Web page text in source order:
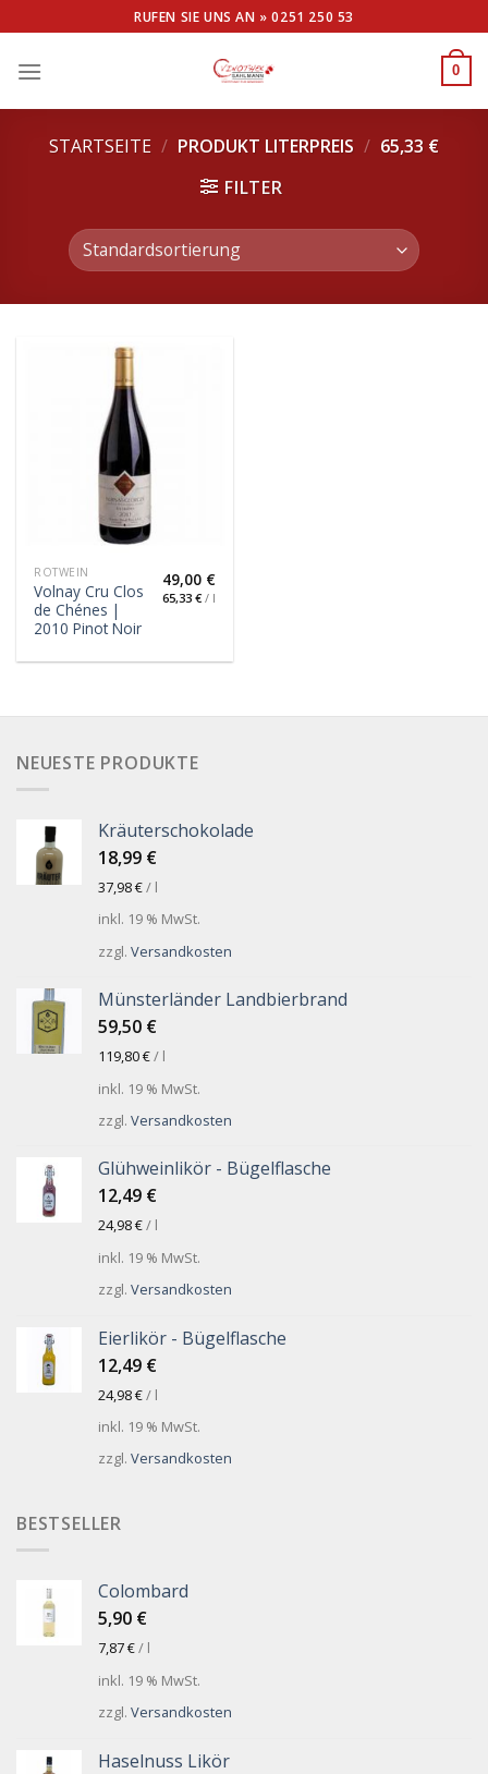
to
content
RUFEN SIE UNS AN »0251 250 53
0
STARTSEITE / PRODUKT LITERPREIS / 65,33 €
FILTER
ROTWEIN
Volnay Cru Clos
de Chénes |
2010 Pinot Noir
49,00 €
65,33 €/ l
NEUESTE PRODUKTE
Kräuterschokolade
18,99 €
37,98€/ l
inkl. 19 % MwSt.
zzgl. Versandkosten
Münsterländer Landbierbrand
59,50 €
119,80€/ l
inkl. 19 % MwSt.
zzgl. Versandkosten
Glühweinlikör - Bügelflasche
12,49 €
24,98€/ l
inkl. 19 % MwSt.
zzgl. Versandkosten
Eierlikör - Bügelflasche
12,49 €
24,98€/ l
inkl. 19 % MwSt.
zzgl. Versandkosten
BESTSELLER
Colombard
5,90 €
7,87€/ l
inkl. 19 % MwSt.
zzgl. Versandkosten
Haselnuss Likör